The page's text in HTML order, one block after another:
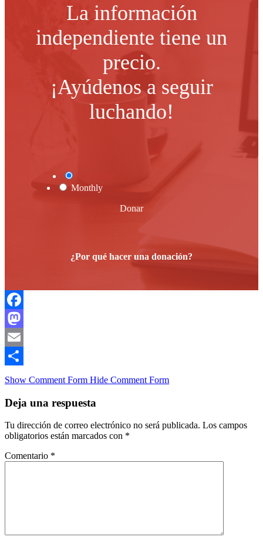
La información
independiente tiene un
precio.
¡Ayúdenos a seguir
luchando!
Monthly
Donar
¿Por qué hacer una donación?
Facebook
Mastodon
Email
Compartir
Show Comment Form Hide Comment Form
Deja una respuesta
Tu dirección de correo electrónico no será publicada. Los campos
obligatorios están marcados con *
Comentario *